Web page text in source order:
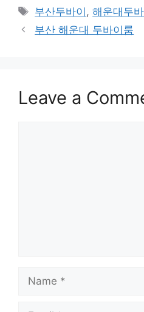
Tags
부산두바이 ,해운대두
부산 해운대 두바이룸
Leave a
Name
Email